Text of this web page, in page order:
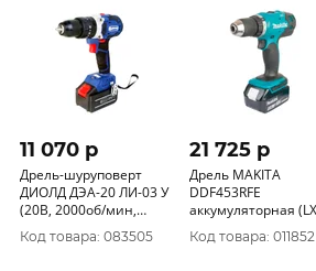
11 070 p
Дрель-шуруповерт
ДИОЛД ДЭА-20 ЛИ-03 У
(20В, 2000об/мин,
30000уд/мин, аккум4
А*ч, оснастка1.5-
Код товара: 083505
21 725 p
Дрель MAKITA
DDF453RFE
аккумуляторная (LXT
18В, 2х3А/ч, з/у.
42/27Нм. Li-ion, БЗП
Код товара: 011852